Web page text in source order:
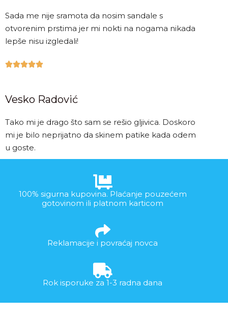
Sada me nije sramota da nosim sandale s
otvorenim prstima jer mi nokti na nogama nikada
lepše nisu izgledali!

Vesko Radović
Tako mi je drago što sam se rešio gljivica. Doskoro
mi je bilo neprijatno da skinem patike kada odem
u goste.
100% sigurna kupovina. Plaćanje pouzećem
gotovinom ili platnom karticom
Reklamacije i povraćaj novca
Rok isporuke za 1-3 radna dana